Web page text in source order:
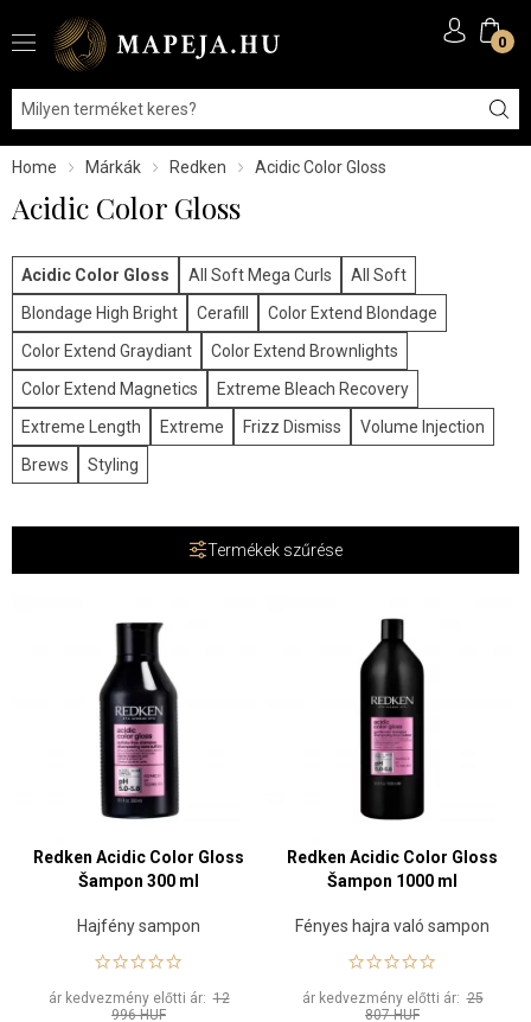
0
Home Márkák Redken Acidic Color Gloss
Acidic Color Gloss
Acidic Color Gloss All Soft Mega Curls
All Soft
Blondage High Bright
Cerafill
Color Extend Blondage
Color Extend Graydiant
Color Extend Brownlights
Color Extend Magnetics
Extreme Bleach Recovery
Extreme Length
Extreme Frizz Dismiss
Volume Injection
Brews
Styling
Termékek szűrése
Redken Acidic Color Gloss
Šampon 300 ml
Hajfény sampon
ár kedvezmény előtti ár:12
996 HUF
Redken Acidic Color Gloss
Šampon 1000 ml
Fényes hajra való sampon
ár kedvezmény előtti ár:25
807 HUF